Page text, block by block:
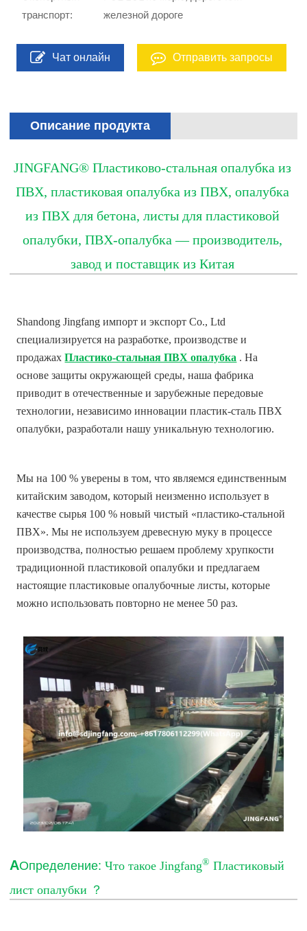
транспорт:
железной дороге
Чат онлайн Отправить запросы
Описание продукта
JINGFANG® Пластиково-стальная опалубка из
ПВХ, пластиковая опалубка из ПВХ, опалубка
из ПВХ для бетона, листы для пластиковой
опалубки, ПВХ-опалубка — производитель,
завод и поставщик из Китая
Shandong Jingfang импорт и экспорт Co., Ltd
специализируется на разработке, производстве и
продажахПластико-стальная ПВХ опалубка . На
основе защиты окружающей среды, наша фабрика
приводит в отечественные и зарубежные передовые
технологии, независимо инновации пластик-сталь ПВХ
опалубки, разработали нашу уникальную технологию.
Мы на 100 % уверены в том, что являемся единственным
китайским заводом, который неизменно использует в
качестве сырья 100 % новый чистый «пластико-стальной
ПВХ». Мы не используем древесную муку в процессе
производства, полностью решаем проблему хрупкости
традиционной пластиковой опалубки и предлагаем
настоящие пластиковые опалубочные листы, которые
можно использовать повторно не менее 50 раз.
АОпределение:Что такое Jingfang® Пластиковый
лист опалубки ？